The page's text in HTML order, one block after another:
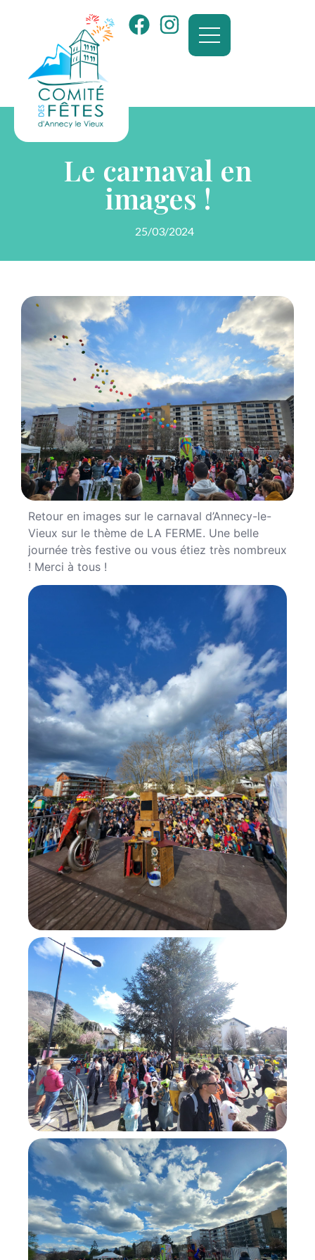
Le carnaval en
images !
25/03/2024
Retour en images sur le carnaval d’Annecy-le-
Vieux sur le thème de LA FERME. Une belle
journée très festive ou vous étiez très nombreux
! Merci à tous !